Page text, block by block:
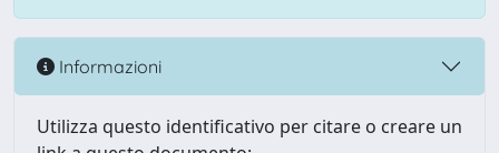
Informazioni
Utilizza questo identificativo per citare o creare un